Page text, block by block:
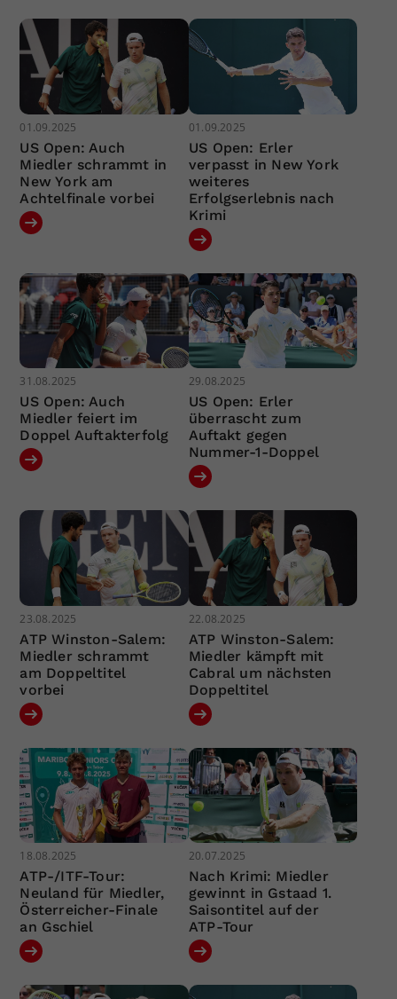
01.09.2025
US Open: Auch
Miedler schrammt in
New York am
Achtelfinale vorbei
01.09.2025
US Open: Erler
verpasst in New York
weiteres
Erfolgserlebnis nach
Krimi
31.08.2025
US Open: Auch
Miedler feiert im
Doppel Auftakterfolg
29.08.2025
US Open: Erler
überrascht zum
Auftakt gegen
Nummer-1-Doppel
23.08.2025
ATP Winston-Salem:
Miedler schrammt
am Doppeltitel
vorbei
22.08.2025
ATP Winston-Salem:
Miedler kämpft mit
Cabral um nächsten
Doppeltitel
18.08.2025
ATP-/ITF-Tour:
Neuland für Miedler,
Österreicher-Finale
an Gschiel
20.07.2025
Nach Krimi: Miedler
gewinnt in Gstaad 1.
Saisontitel auf der
ATP-Tour